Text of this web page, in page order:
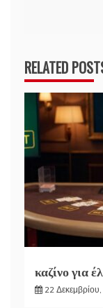
RELATED
καζίνο για
22